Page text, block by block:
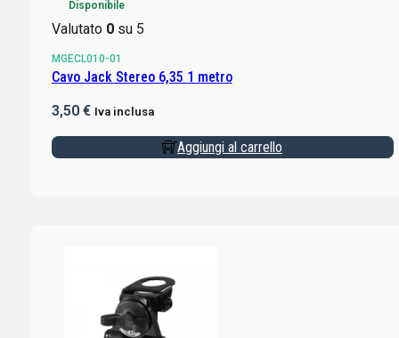
Disponibile
Valutato 0su 5
MGECL010-01
Cavo Jack Stereo 6,35 1 metro
3,50 € Iva inclusa
Aggiungi al carrello